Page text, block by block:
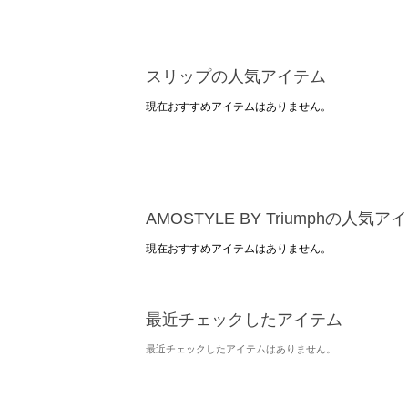
スリップの人気アイテム
現在おすすめアイテムはありません。
AMOSTYLE BY Triumphの人気ア
現在おすすめアイテムはありません。
最近チェックしたアイテム
最近チェックしたアイテムはありません。